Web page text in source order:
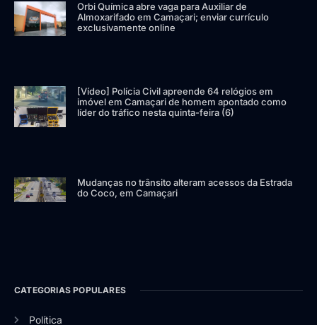
Orbi Química abre vaga para Auxiliar de
Almoxarifado em Camaçari; enviar currículo
exclusivamente online
[Vídeo] Polícia Civil apreende 64 relógios em
imóvel em Camaçari de homem apontado como
líder do tráfico nesta quinta-feira (6)
Mudanças no trânsito alteram acessos da Estrada
do Coco, em Camaçari
CATEGORIAS POPULARES
Política